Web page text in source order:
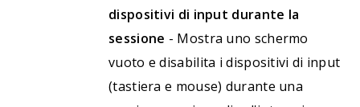
dispositivi di input durante la
sessione - Mostra uno schermo
vuoto e disabilita i dispositivi di input
(tastiera e mouse) durante una